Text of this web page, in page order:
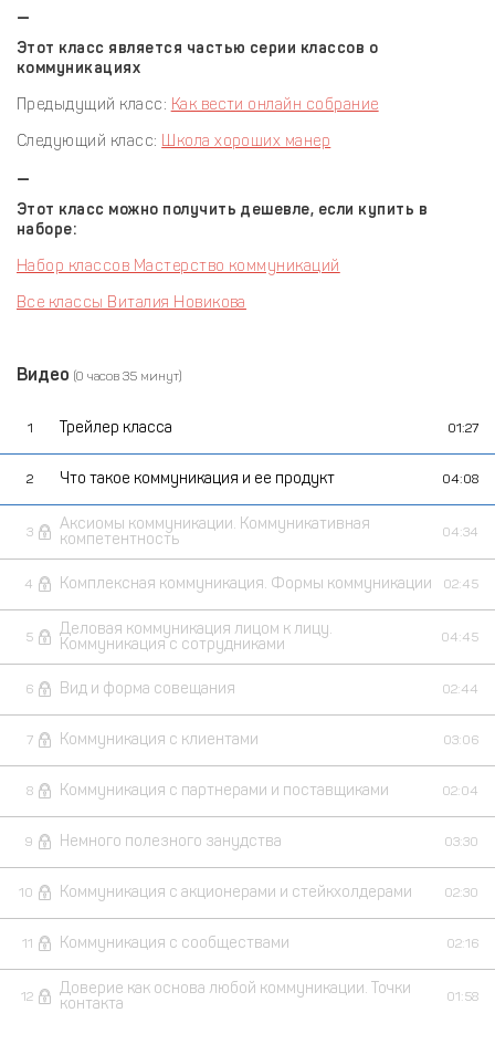
—
Этот класс является частью серии классов о
коммуникациях
Предыдущий класс: Как вести онлайн собрание
Следующий класс: Школа хороших манер
—
Этот класс можно получить дешевле, если купить в
наборе:
Набор классов Мастерство коммуникаций
Все классы Виталия Новикова
Видео (0 часов 35 минут)
1 Трейлер класса 01:27
2 Что такое коммуникация и ее продукт 04:08
3
Аксиомы коммуникации. Коммуникативная
компетентность
04:34
4 Комплексная коммуникация. Формы коммуникации 02:45
5
Деловая коммуникация лицом к лицу.
Коммуникация с сотрудниками
04:45
6 Вид и форма совещания 02:44
7 Коммуникация с клиентами 03:06
8 Коммуникация с партнерами и поставщиками 02:04
9 Немного полезного занудства 03:30
10 Коммуникация с акционерами и стейкхолдерами 02:30
11 Коммуникация с сообществами 02:16
12
Доверие как основа любой коммуникации. Точки
контакта
01:58